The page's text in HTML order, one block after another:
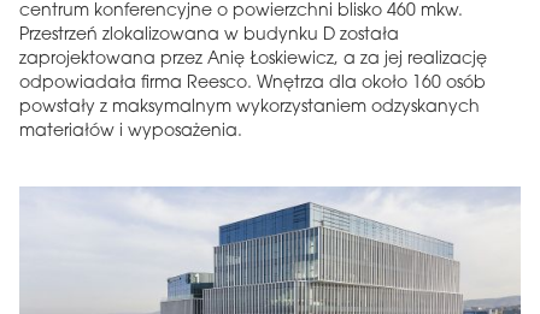
centrum konferencyjne o powierzchni blisko 460 mkw.
Przestrzeń zlokalizowana w budynku D została
zaprojektowana przez Anię Łoskiewicz, a za jej realizację
odpowiadała firma Reesco. Wnętrza dla około 160 osób
powstały z maksymalnym wykorzystaniem odzyskanych
materiałów i wyposażenia.